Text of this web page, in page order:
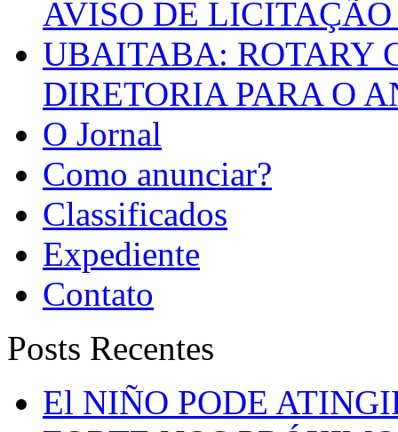
AVISO DE LICITAÇÃO
UBAITABA: ROTARY
DIRETORIA PARA O
O Jornal
Como anunciar?
Classificados
Expediente
Contato
Posts Recentes
El NIÑO PODE